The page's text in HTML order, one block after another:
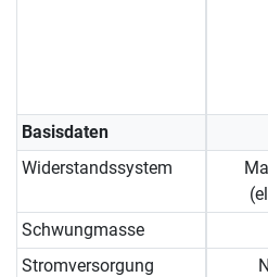
Basisdaten
Widerstandssystem
Schwungmasse
Stromversorgung